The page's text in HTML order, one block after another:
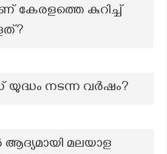
കേരളത്തെ കുറിച്ച്
യുദ്ധം നടന്ന വർഷം?
മലയാള